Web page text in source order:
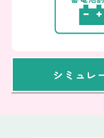
シミュレ